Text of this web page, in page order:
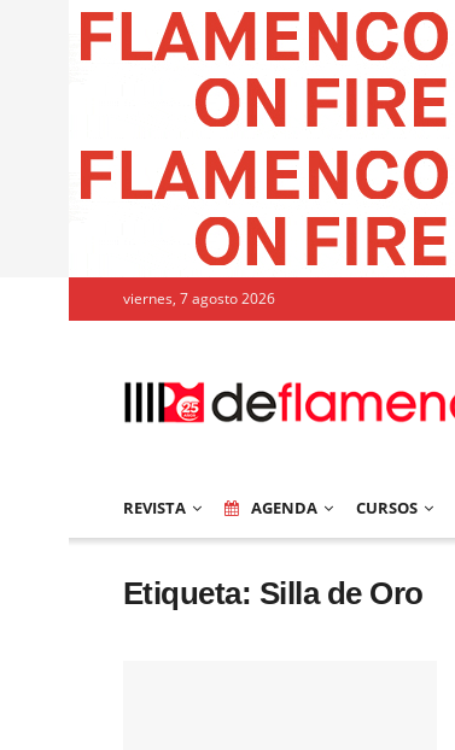
viernes, 7 agosto 2026
REVISTA AGENDA CURSOS
Etiqueta: Silla de Oro